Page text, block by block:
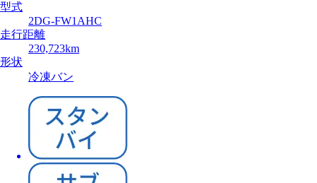
型式
2DG-FW1AHC
走行距離
230,723km
形状
冷凍バン